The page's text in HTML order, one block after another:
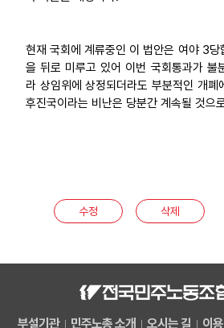
현재 국회에 계류중인 이 법안은 여야 3당
을 뒤로 미루고 있어 이번 국회통과가 불
라 상임위에 상정되더라도 부분적인 개폐
후진국이라는 비난은 당분간 계속될 것으
수정 삭제
부설기관 민주노총 소개 오시는 길 이